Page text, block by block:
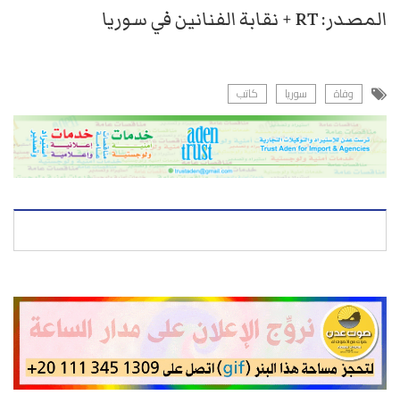
المصدر: RT + نقابة الفنانين في سوريا
وفاة سوريا كاتب